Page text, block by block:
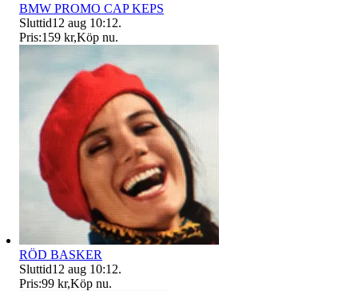
BMW PROMO CAP KEPS
Sluttid12 aug 10:12.
Pris:159 kr,Köp nu.
RÖD BASKER
Sluttid12 aug 10:12.
Pris:99 kr,Köp nu.